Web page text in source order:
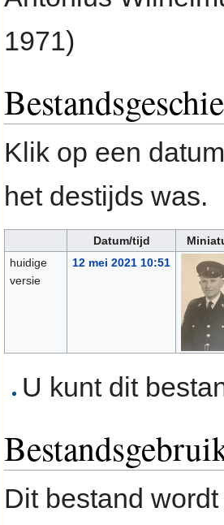
1971)
Klik op een
het destijds was.
Datum/tijd
huidige
versie
12 mei 2021 10:51
U kunt dit
Dit bestand